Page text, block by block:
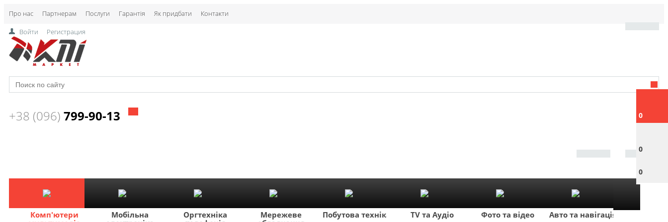
Про нас Партнерам Послуги Гарантія Як придбати Контакти
0
0
0
Войти Регистрация
+38 (096) 799-90-13
Комп'ютери
Мобільна
Оргтехніка
Мережеве
Побутова техніка TV та Аудіо Фото та відео Авто та навігація